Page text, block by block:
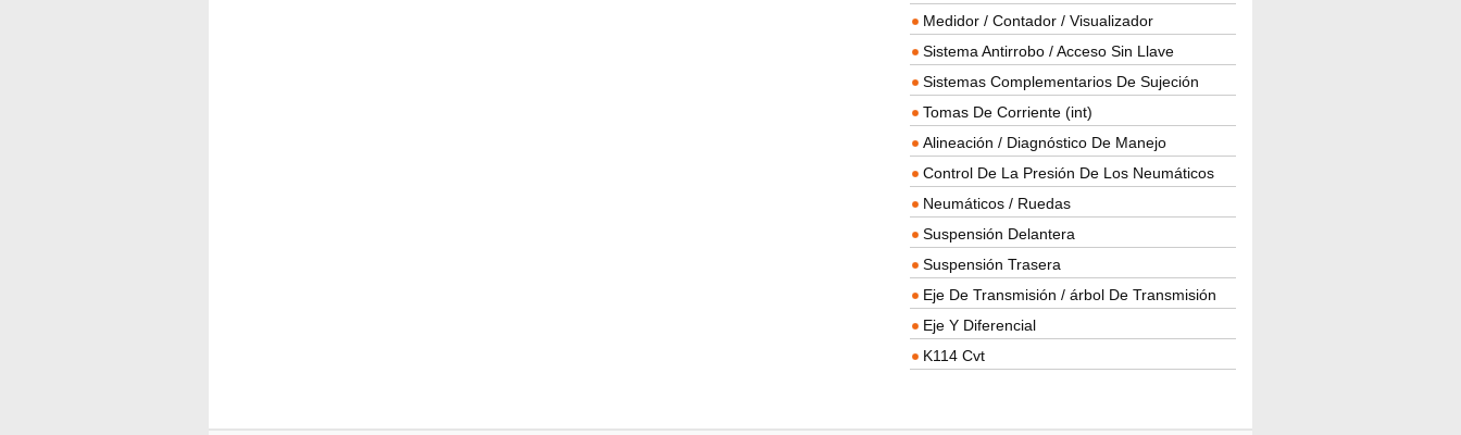
Medidor / Contador / Visualizador
Sistema Antirrobo / Acceso Sin Llave
Sistemas Complementarios De Sujeción
Tomas De Corriente (int)
Alineación / Diagnóstico De Manejo
Control De La Presión De Los Neumáticos
Neumáticos / Ruedas
Suspensión Delantera
Suspensión Trasera
Eje De Transmisión / árbol De Transmisión
Eje Y Diferencial
K114 Cvt